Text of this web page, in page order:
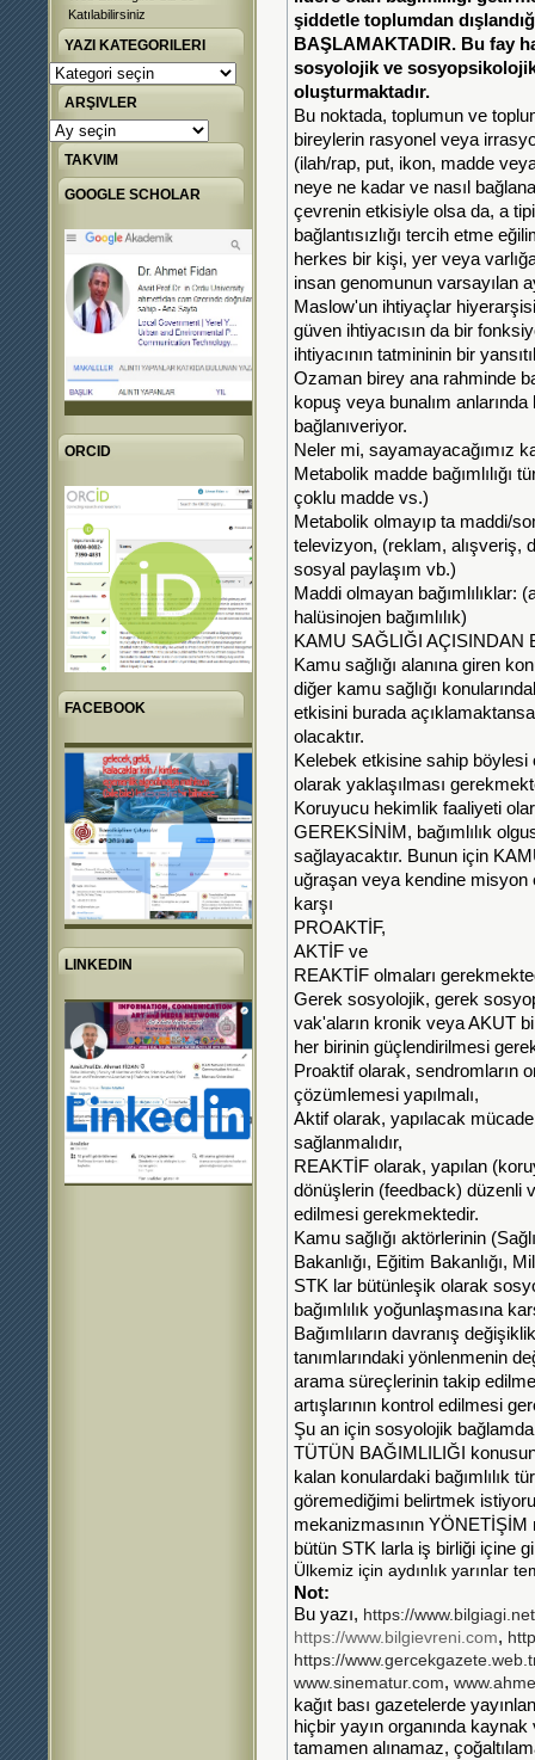
Katılabilirsiniz
YAZI KATEGORILERI
Yazı
Kategorileri
ARŞIVLER
Arşivler
TAKVIM
GOOGLE SCHOLAR
ORCID
FACEBOOK
LINKEDIN
şiddetle toplumdan
BAŞLAMAKTADIR. Bu fay
sosyolojik ve sosyopsikolojik
oluşturmaktadır.
Bu noktada, toplumun ve
bireylerin rasyonel veya
(ilah/rap, put, ikon, madde
neye ne kadar ve nasıl
çevrenin etkisiyle olsa da, a
bağlantısızlığı tercih etme
herkes bir kişi, yer veya
insan genomunun varsayılan
Maslow'un ihtiyaçlar
güven ihtiyacısın da bir
ihtiyacının tatmininin bir
Ozaman birey ana rahminde
kopuş veya bunalım
bağlanıveriyor.
Neler mi, sayamayacağımız
Metabolik madde bağımlılığı
çoklu madde vs.)
Metabolik olmayıp ta maddi/
televizyon, (reklam, alışveriş,
sosyal paylaşım vb.)
Maddi olmayan bağımlılıklar:
halüsinojen bağımlılık)
KAMU SAĞLIĞI AÇISINDAN
Kamu sağlığı alanına giren
diğer kamu sağlığı
etkisini burada
olacaktır.
Kelebek etkisine sahip
olarak yaklaşılması
Koruyucu hekimlik faaliyeti
GEREKSİNİM, bağımlılık
sağlayacaktır. Bunun için
uğraşan veya kendine misyon
karşı
PROAKTİF,
AKTİF ve
REAKTİF olmaları
Gerek sosyolojik, gerek
vak'aların kronik veya AKUT
her birinin güçlendirilmesi
Proaktif olarak, sendromların
çözümlemesi yapılmalı,
Aktif olarak, yapılacak
sağlanmalıdır,
REAKTİF olarak, yapılan
dönüşlerin (feedback) düzenli
edilmesi gerekmektedir.
Kamu sağlığı aktörlerinin
Bakanlığı, Eğitim Bakanlığı,
STK lar bütünleşik olarak
bağımlılık yoğunlaşmasına
Bağımlıların davranış
tanımlarındaki yönlenmenin
arama süreçlerinin takip
artışlarının kontrol edilmesi
Şu an için sosyolojik
TÜTÜN BAĞIMLILIĞI
kalan konulardaki bağımlılık
göremediğimi belirtmek
mekanizmasının YÖNETİŞİM
bütün STK larla iş birliği içine
Ülkemiz için aydınlık yarınlar
Not:
Bu yazı, https://www.bilgiagi.net
https://www.bilgievreni.com,
https://
www.sinematur.com,
kağıt bası gazetelerde
hiçbir yayın organında
tamamen alınamaz,